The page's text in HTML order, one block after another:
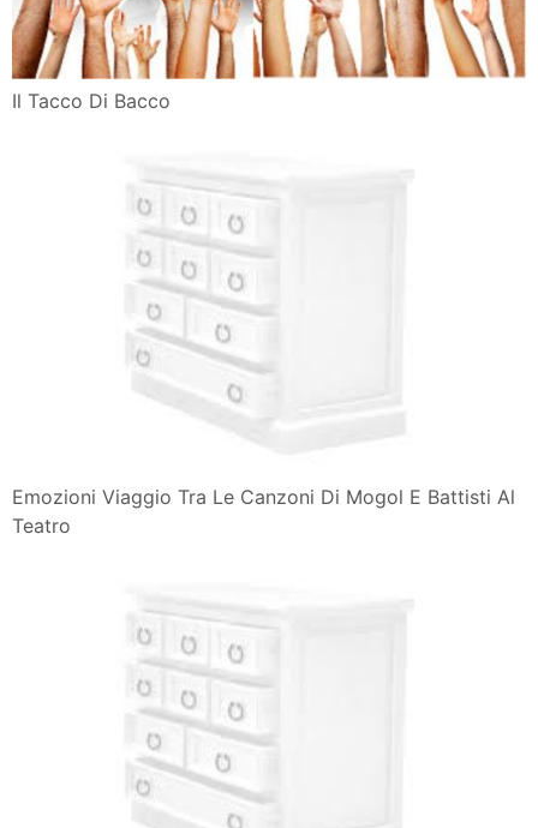
Il Tacco Di Bacco
Emozioni Viaggio Tra Le Canzoni Di Mogol E Battisti Al
Teatro